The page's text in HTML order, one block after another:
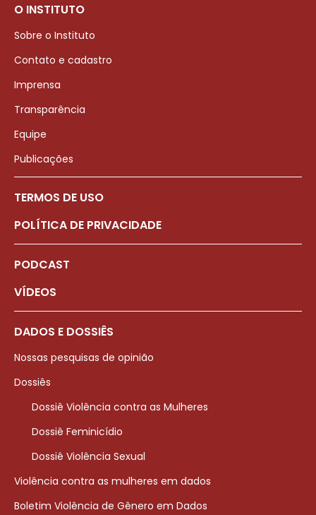
O INSTITUTO
Sobre o Instituto
Contato e cadastro
Imprensa
Transparência
Equipe
Publicações
TERMOS DE USO
POLÍTICA DE PRIVACIDADE
PODCAST
VÍDEOS
DADOS E DOSSIÊS
Nossas pesquisas de opinião
Dossiês
Dossiê Violência contra as Mulheres
Dossiê Feminicídio
Dossiê Violência Sexual
Violência contra as mulheres em dados
Boletim Violência de Gênero em Dados